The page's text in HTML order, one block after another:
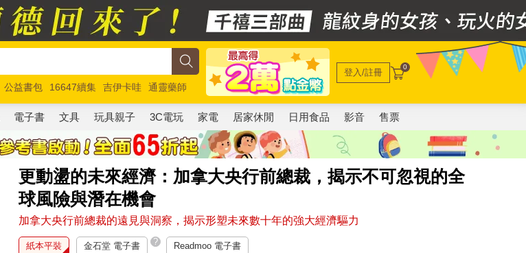
公益書包 16647續集 吉伊卡哇
通靈藥師
玩具總動員5 超慢跑
登入/註冊 0
電子書 文具 玩具親子 3C電玩 家電 居家休閒 日用食品 影音 售票
更動盪的未來經濟：加拿大央行前總裁，揭示不可忽視的全
球風險與潛在機會
加拿大央行前總裁的遠見與洞察，揭示形塑未來數十年的強大經濟驅力
紙本平裝 金石堂 電子書 ? Readmoo 電子書